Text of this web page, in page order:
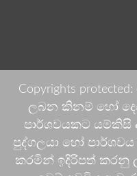
Copyrights
ලබන කිනම් හෝ
පාර්ශවයකට
පුද්ගලයා හෝ
කරමින් ඉදිරිපත් කරනු